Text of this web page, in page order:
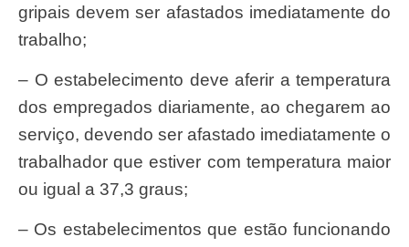
gripais devem ser afastados imediatamente do
trabalho;
– O estabelecimento deve aferir a temperatura
dos empregados diariamente, ao chegarem ao
serviço, devendo ser afastado imediatamente o
trabalhador que estiver com temperatura maior
ou igual a 37,3 graus;
– Os estabelecimentos que estão funcionando